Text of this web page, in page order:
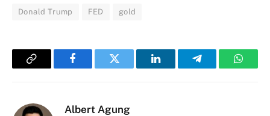
Donald Trump FED gold
Copy
FacebookTwitter LinkedInTelegram
Albert Agung